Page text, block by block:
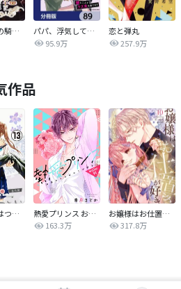
悪女は仮面の騎士に騙されない
パパ、浮気してるよ？娘と二人でクズ夫を捨てます【分冊版】
95.9万
恋と弾丸
257.9万
作品
ハチミツにはつこい
熱愛プリンス お兄ちゃんはキミが好き
163.3万
お嬢様はお仕置きが好き
317.8万